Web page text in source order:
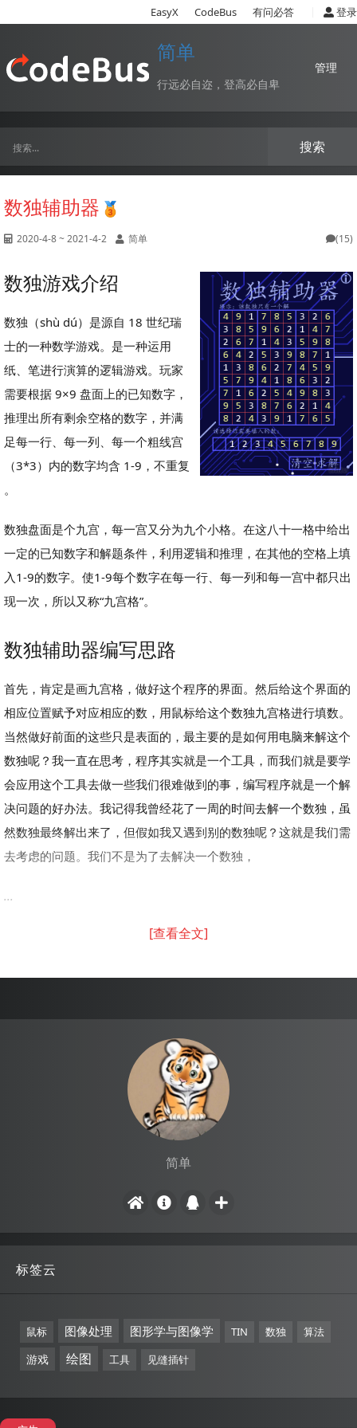
EasyX CodeBus 有问必答 登录
简单
行远必自迩，登高必自卑
管理
数独辅助器
2020-4-8 ~ 2021-4-2 简单 (15)
数独游戏介绍
数独（shù dú）是源自 18 世纪瑞
士的一种数学游戏。是一种运用
纸、笔进行演算的逻辑游戏。玩家
需要根据 9×9 盘面上的已知数字，
推理出所有剩余空格的数字，并满
足每一行、每一列、每一个粗线宫
（3*3）内的数字均含 1-9，不重复
。
数独盘面是个九宫，每一宫又分为九个小格。在这八十一格中给出
一定的已知数字和解题条件，利用逻辑和推理，在其他的空格上填
入1-9的数字。使1-9每个数字在每一行、每一列和每一宫中都只出
现一次，所以又称“九宫格”。
数独辅助器编写思路
首先，肯定是画九宫格，做好这个程序的界面。然后给这个界面的
相应位置赋予对应相应的数，用鼠标给这个数独九宫格进行填数。
当然做好前面的这些只是表面的，最主要的是如何用电脑来解这个
数独呢？我一直在思考，程序其实就是一个工具，而我们就是要学
会应用这个工具去做一些我们很难做到的事，编写程序就是一个解
决问题的好办法。我记得我曾经花了一周的时间去解一个数独，虽
然数独最终解出来了，但假如我又遇到别的数独呢？这就是我们需
去考虑的问题。我们不是为了去解决一个数独，
...
[查看全文]
简单
搜索
标签云
鼠标 图像处理 图形学与图像学 TIN 数独 算法
游戏 绘图 工具 见缝插针